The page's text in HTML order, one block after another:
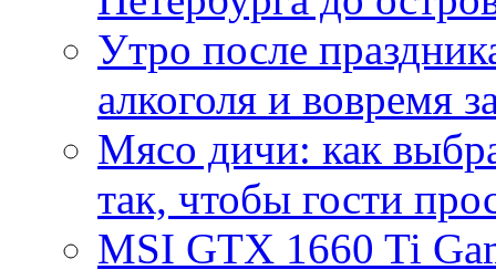
Утро после
алкоголя и вовремя
Мясо дичи: как
так, чтобы гости
MSI GTX 1660 Ti